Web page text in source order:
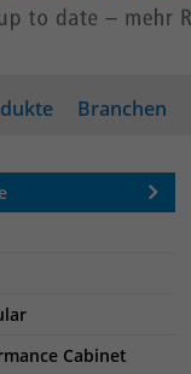
Branchen
Cabinet